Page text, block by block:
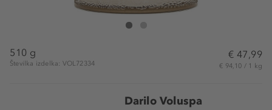
VOLUSPA Jasmine Midnight Blooms Large Candle
510 g
Številka izdelka: VOL72334
€ 47,99
€ 94,10 / 1 kg
Darilo Voluspa